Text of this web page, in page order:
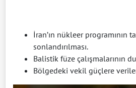
İran’ın nükleer programının
sonlandırılması.
Balistik füze çalışmalarının
Bölgedeki vekil güçlere